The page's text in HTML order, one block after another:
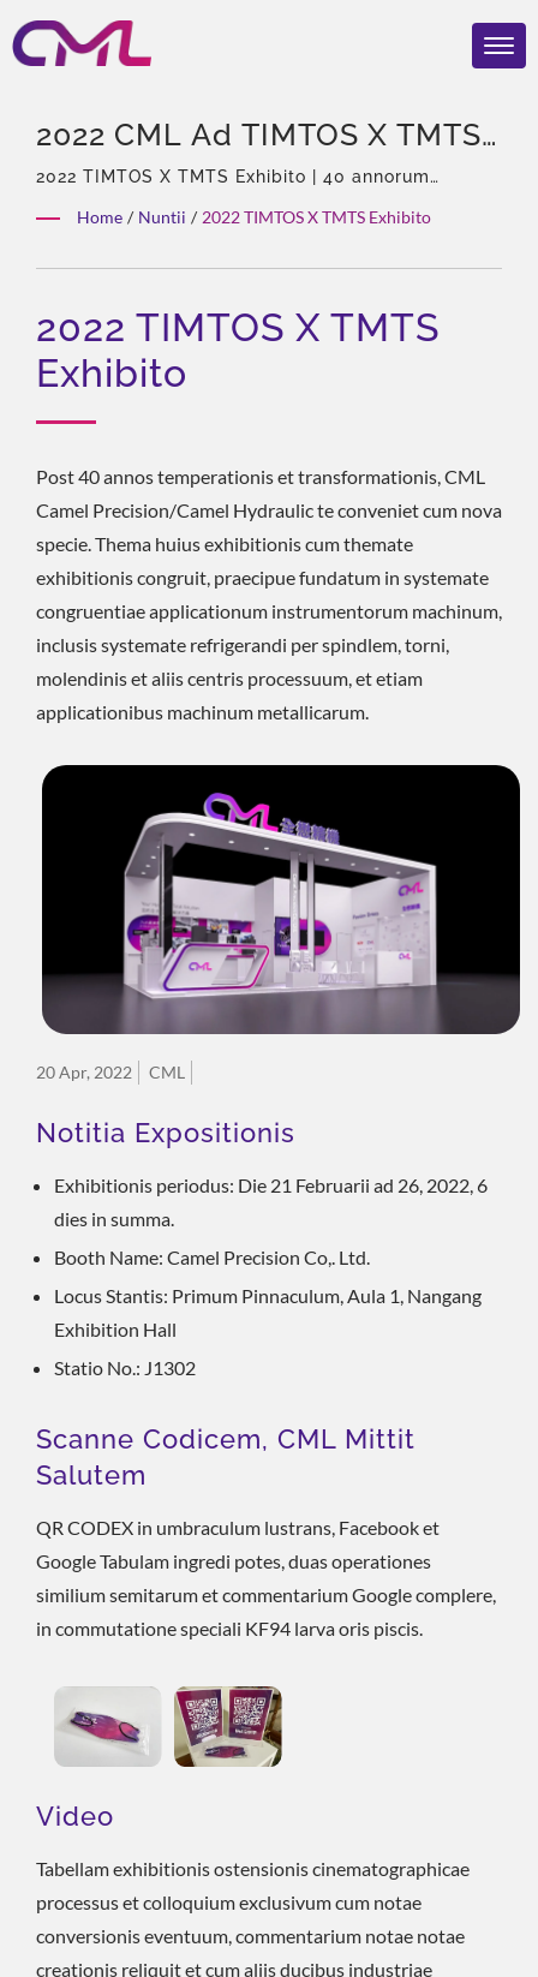
2022 CML Ad TIMTOS X TMTS |
CML: ISO 9001 & CE
Certificatus Fabricator
Pumptarum Hydraulicarum –
2022 TIMTOS X TMTS Exhibito | 40 annorum
distributio.
Home / Nuntii / 2022 TIMTOS X TMTS Exhibito
2022 TIMTOS X TMTS
Exhibito
Post 40 annos temperationis et transformationis, CML
Camel Precision/Camel Hydraulic te conveniet cum nova
specie. Thema huius exhibitionis cum themate
exhibitionis congruit, praecipue fundatum in systemate
congruentiae applicationum instrumentorum machinum,
inclusis systemate refrigerandi per spindlem, torni,
molendinis et aliis centris processuum, et etiam
applicationibus machinum metallicarum.
20 Apr, 2022 CML
Notitia Expositionis
Exhibitionis periodus: Die 21 Februarii ad 26, 2022, 6
dies in summa.
Booth Name: Camel Precision Co,. Ltd.
Locus Stantis: Primum Pinnaculum, Aula 1, Nangang
Exhibition Hall
Statio No.: J1302
Scanne Codicem, CML Mittit
Salutem
QR CODEX in umbraculum lustrans, Facebook et
Google Tabulam ingredi potes, duas operationes
similium semitarum et commentarium Google complere,
in commutatione speciali KF94 larva oris piscis.
Video
Tabellam exhibitionis ostensionis cinematographicae
processus et colloquium exclusivum cum notae
conversionis eventuum, commentarium notae notae
creationis reliquit et cum aliis ducibus industriae